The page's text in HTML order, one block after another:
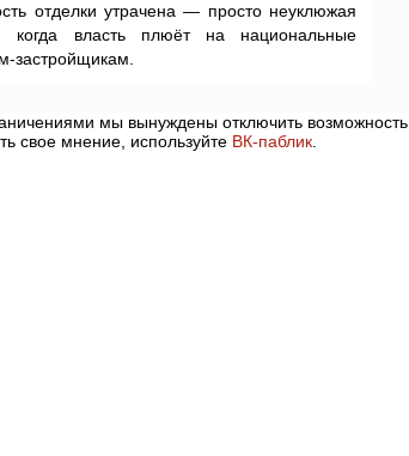
отделки утрачена — просто неуклюжая
когда власть плюёт на национальные
застройщикам.
мы вынуждены отключить возможность
свое мнение, используйте ВК-паблик